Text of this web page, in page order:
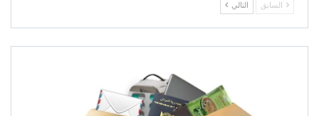
السابق التالي